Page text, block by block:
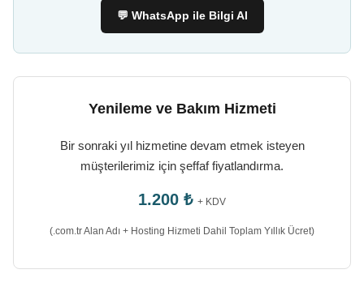
💬 WhatsApp ile Bilgi Al
Yenileme ve Bakım Hizmeti
Bir sonraki yıl hizmetine devam etmek isteyen
müşterilerimiz için şeffaf fiyatlandırma.
1.200 ₺ + KDV
(.com.tr Alan Adı + Hosting Hizmeti Dahil Toplam Yıllık Ücret)